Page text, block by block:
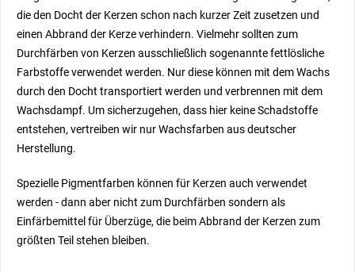
die den Docht der Kerzen schon nach kurzer Zeit zusetzen und
einen Abbrand der Kerze verhindern. Vielmehr sollten zum
Durchfärben von Kerzen ausschließlich sogenannte fettlösliche
Farbstoffe verwendet werden. Nur diese können mit dem Wachs
durch den Docht transportiert werden und verbrennen mit dem
Wachsdampf. Um sicherzugehen, dass hier keine Schadstoffe
entstehen, vertreiben wir nur Wachsfarben aus deutscher
Herstellung.
Spezielle Pigmentfarben können für Kerzen auch verwendet
werden - dann aber nicht zum Durchfärben sondern als
Einfärbemittel für Überzüge, die beim Abbrand der Kerzen zum
größten Teil stehen bleiben.